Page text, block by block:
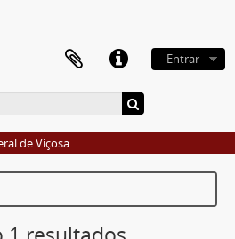
Entrar
de Viçosa